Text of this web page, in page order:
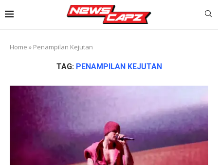
Home » Penampilan Kejutan
TAG: PENAMPILAN KEJUTAN